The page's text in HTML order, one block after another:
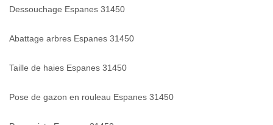
Dessouchage Espanes 31450
Abattage arbres Espanes 31450
Taille de haies Espanes 31450
Pose de gazon en rouleau Espanes 31450